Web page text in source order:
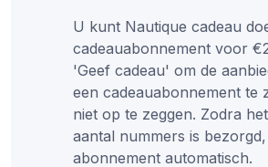
U kunt Nautique cadeau
cadeauabonnement voor
'Geef cadeau' om de
een cadeauabonnement te
niet op te zeggen. Zodra
aantal nummers is
abonnement automatisch.